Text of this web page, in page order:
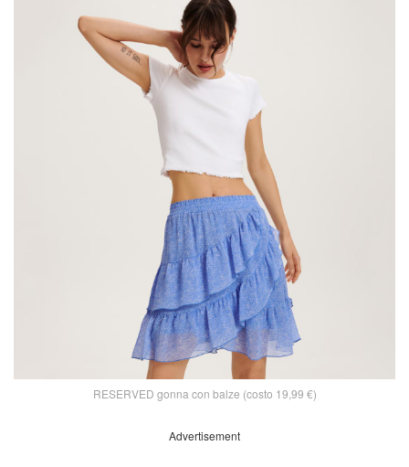
RESERVED gonna con balze (costo 19,99 €)
Advertisement